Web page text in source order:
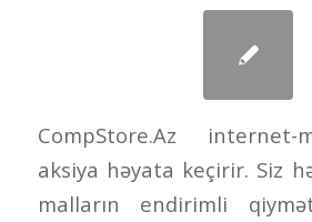
CompStore.Az internet-
aksiya həyata keçirir. Siz
malların endirimli